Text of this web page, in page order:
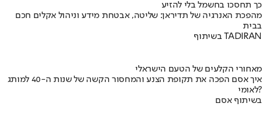
כך תחסכו בחשמל בלי להזיע
מהפכת האנרגיה של תדיראן: שליטה, אבטחת מידע וניהול אקלים חכם
בבית
בשיתוף TADIRAN
מאחורי הקלעים של הטעם הישראלי
איך אסם הפכה את תקופת הצנע והמחסור הקשה של שנות ה-40 למותג
לאומי?
בשיתוף אסם